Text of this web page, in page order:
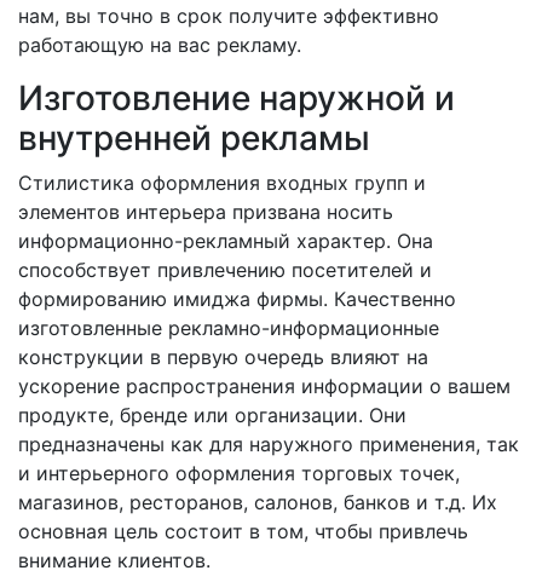
нам, вы точно в срок получите эффективно
работающую на вас рекламу.
Изготовление наружной и
внутренней рекламы
Стилистика оформления входных групп и
элементов интерьера призвана носить
информационно-рекламный характер. Она
способствует привлечению посетителей и
формированию имиджа фирмы. Качественно
изготовленные рекламно-информационные
конструкции в первую очередь влияют на
ускорение распространения информации о вашем
продукте, бренде или организации. Они
предназначены как для наружного применения, так
и интерьерного оформления торговых точек,
магазинов, ресторанов, салонов, банков и т.д. Их
основная цель состоит в том, чтобы привлечь
внимание клиентов.